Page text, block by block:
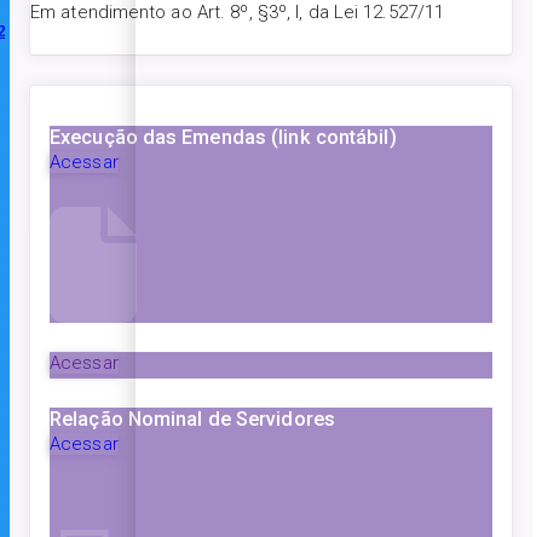
Em atendimento ao Art. 8º, §3º, I, da Lei 12.527/11
Execução das Emendas (link contábil)
Acessar
Acessar
Relação Nominal de Servidores
Acessar